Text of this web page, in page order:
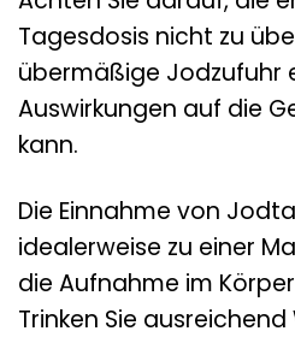
Tagesdosis nicht zu
übermäßige Jodzufuhr
Auswirkungen auf die
kann.
Die Einnahme von
idealerweise zu einer
die Aufnahme im
Trinken Sie